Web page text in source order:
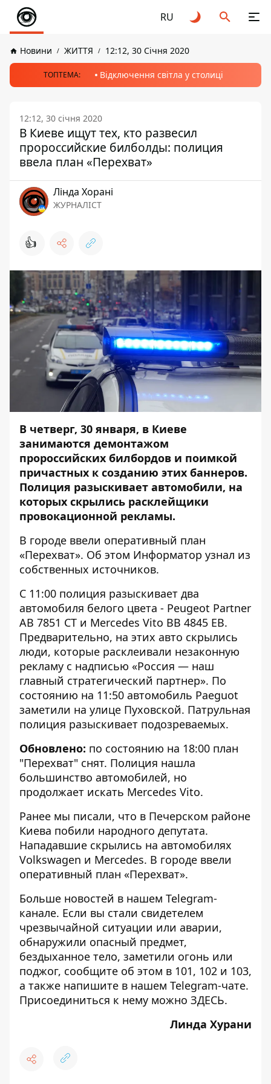
RU
Новини ЖИТТЯ 12:12, 30 Січня 2020
ТОПТЕМА: Відключення світла у столиці
12:12, 30 січня 2020
В Киеве ищут тех, кто развесил
пророссийские билболды: полиция
ввела план «Перехват»
Лінда Хорані
ЖУРНАЛІСТ
👍
В четверг, 30 января, в Киеве
занимаются демонтажом
пророссийских билбордов и поимкой
причастных к созданию этих баннеров.
Полиция разыскивает автомобили, на
которых скрылись расклейщики
провокационной рекламы.
В городе ввели оперативный план
«Перехват». Об этом Информатор узнал из
собственных источников.
С 11:00 полиция разыскивает два
автомобиля белого цвета - Peugeot Partner
AB 7851 CT и Mercedes Vito BB 4845 EB.
Предварительно, на этих авто скрылись
люди, которые расклеивали незаконную
рекламу с надписью «Россия — наш
главный стратегический партнер». По
состоянию на 11:50 автомобиль Paeguot
заметили на улице Пуховской. Патрульная
полиция разыскивает подозреваемых.
Обновлено: по состоянию на 18:00 план
"Перехват" снят. Полиция нашла
большинство автомобилей, но
продолжает искать Mercedes Vito.
Ранее мы писали, что в Печерском районе
Киева побили народного депутата.
Нападавшие скрылись на автомобилях
Volkswagen и Mercedes. В городе ввели
оперативный план «Перехват».
Больше новостей в нашем Telegram-
канале. Если вы стали свидетелем
чрезвычайной ситуации или аварии,
обнаружили опасный предмет,
бездыханное тело, заметили огонь или
поджог, сообщите об этом в 101, 102 и 103,
а также напишите в нашем Telegram-чате.
Присоединиться к нему можно ЗДЕСЬ.
Линда Хурани